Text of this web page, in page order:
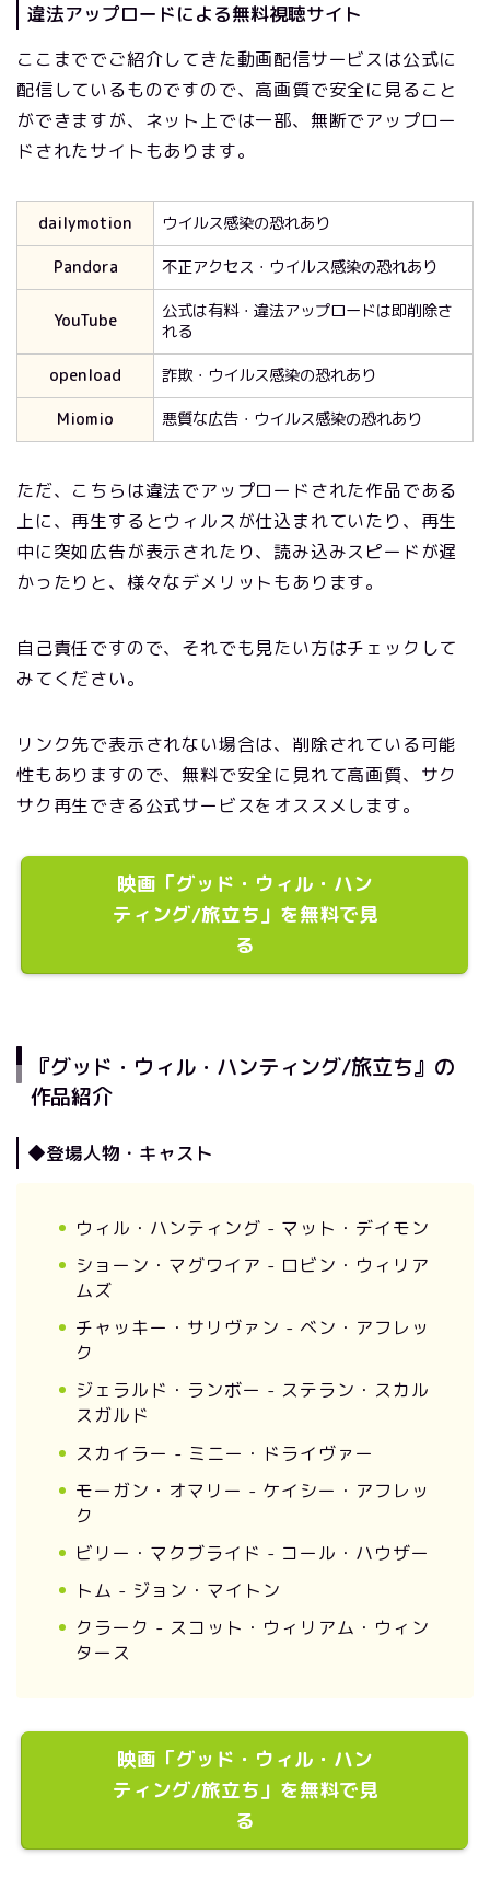
違法アップロードによる無料視聴サイト
ここまででご紹介してきた動画配信サービスは公式に
配信しているものですので、高画質で安全に見ること
ができますが、ネット上では一部、無断でアップロー
ドされたサイトもあります。
dailymotion
ウイルス感染の恐れあり
Pandora
不正アクセス・ウイルス感染の恐れあり
YouTube
公式は有料・違法アップロードは即削除さ
れる
openload
詐欺・ウイルス感染の恐れあり
Miomio
悪質な広告・ウイルス感染の恐れあり
ただ、こちらは違法でアップロードされた作品である
上に、再生するとウィルスが仕込まれていたり、再生
中に突如広告が表示されたり、読み込みスピードが遅
かったりと、様々なデメリットもあります。
自己責任ですので、それでも見たい方はチェックして
みてください。
リンク先で表示されない場合は、削除されている可能
性もありますので、無料で安全に見れて高画質、サク
サク再生できる公式サービスをオススメします。
映画「グッド・ウィル・ハン
ティング/旅立ち」を無料で見
る
『グッド・ウィル・ハンティング/旅立ち』の
作品紹介
◆登場人物・キャスト
ウィル・ハンティング - マット・デイモン
ショーン・マグワイア - ロビン・ウィリア
ムズ
チャッキー・サリヴァン - ベン・アフレッ
ク
ジェラルド・ランボー - ステラン・スカル
スガルド
スカイラー - ミニー・ドライヴァー
モーガン・オマリー - ケイシー・アフレッ
ク
ビリー・マクブライド - コール・ハウザー
トム - ジョン・マイトン
クラーク - スコット・ウィリアム・ウィン
タース
映画「グッド・ウィル・ハン
ティング/旅立ち」を無料で見
る